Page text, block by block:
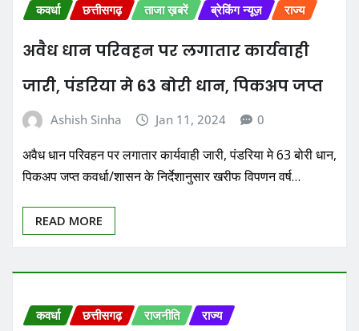
कवर्धा छत्तीसगढ़ ताजा ख़बरें ब्रेकिंग न्यूज़ राज्य
अवैध धान परिवहन पर लगातार कार्यवाही
जारी, पंडरिया मे 63 बोरी धान, पिकअप जप्त
Ashish Sinha Jan 11, 2024 0
अवैध धान परिवहन पर लगातार कार्यवाही जारी, पंडरिया मे 63 बोरी धान,
पिकअप जप्त कवर्धा/शासन के निर्देशानुसार खरीफ विपणन वर्ष…
READ MORE
कवर्धा छत्तीसगढ़ राजनीति राज्य